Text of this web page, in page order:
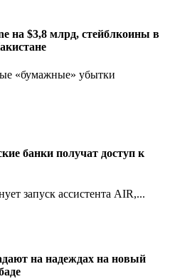
на $3,8 млрд, стейблкоины в
«бумажные» убытки
банки получат доступ к
запуск ассистента AIR,...
на надеждах на новый